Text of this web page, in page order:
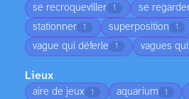
se recroqueviller 1 se
stationner 1 superposition 1
vague qui déferle 1 vagues
Lieux
aire de jeux 1 aquarium 1